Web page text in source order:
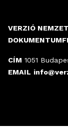
VERZIÓ
CÍM 1051
EMAIL